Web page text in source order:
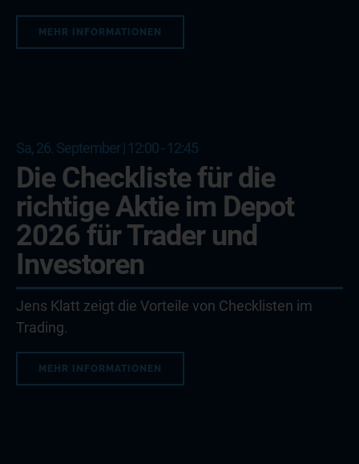
MEHR INFORMATIONEN
Sa, 26. September | 12:00 - 12:45
Die Checkliste für die
richtige Aktie im Depot
2026 für Trader und
Investoren
Jens Klatt zeigt die Vorteile von Checklisten im
Trading.
MEHR INFORMATIONEN